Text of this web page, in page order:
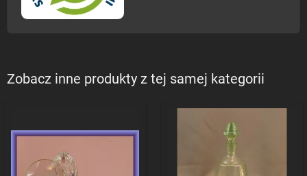
Zobacz inne produkty z tej samej kategorii